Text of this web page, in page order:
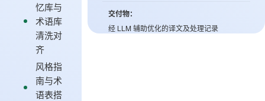
忆库与
术语库
清洗对
齐
风格指
南与术
语表搭
交付物：
经 LLM 辅助优化的译文及处理记录